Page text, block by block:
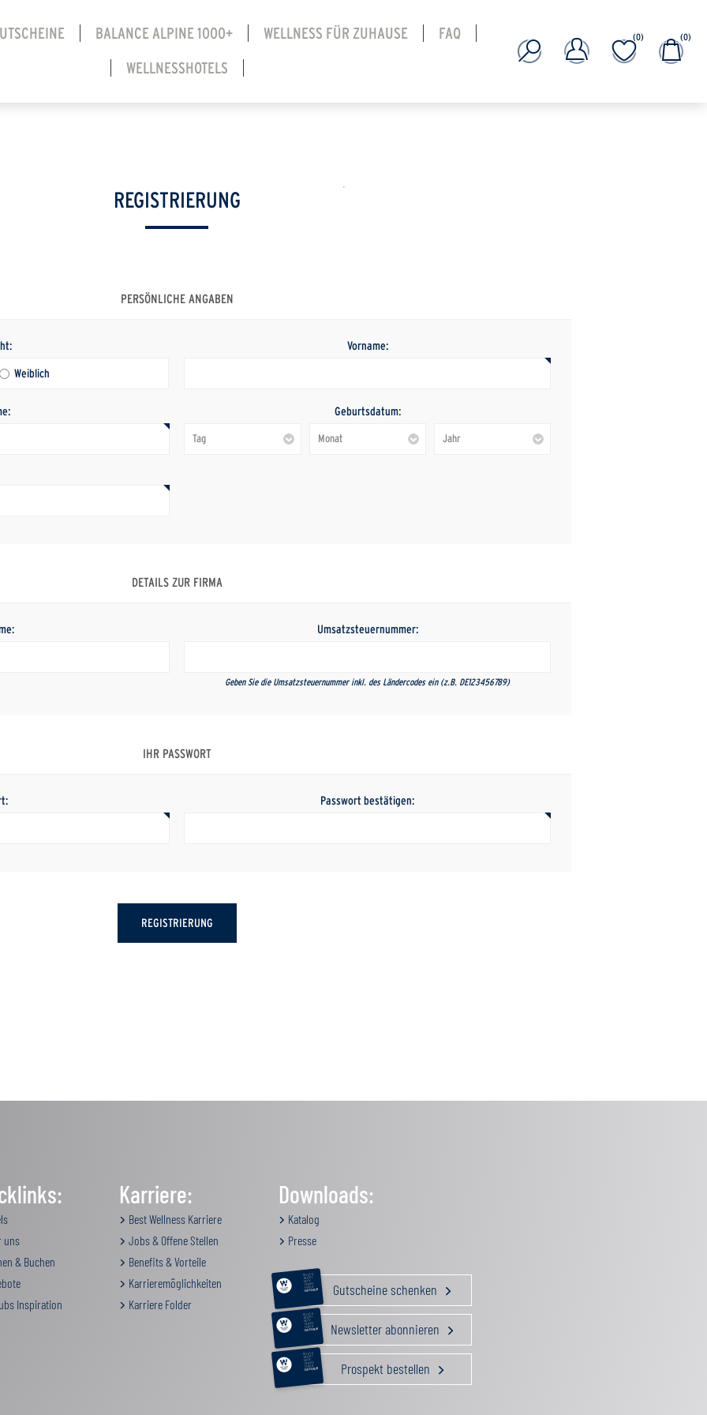
BALANCE ALPINE 1000+ WELLNESS FÜR ZUHAUSE FAQ
WELLNESSHOTELS
(0) (0)
REGISTRIERUNG
PERSÖNLICHE ANGABEN
Weiblich
Vorname:
Geburtsdatum:
DETAILS ZUR FIRMA
Umsatzsteuernummer:
Geben Sie die Umsatzsteuernummer inkl. des Ländercodes ein (z.B. DE123456789)
IHR PASSWORT
Passwort bestätigen:
uns
& Buchen
Inspiration
Karriere:
Best Wellness Karriere
Jobs & Offene Stellen
Benefits & Vorteile
Karrieremöglichkeiten
Karriere Folder
Downloads:
Katalog
Presse
RELAX &
BEAUTY
AKTIV
GENUSS
FAMILIE
GUTSCHEIN Gutscheine schenken
RELAX &
BEAUTY
AKTIV
GENUSS
FAMILIE
GUTSCHEIN Newsletter abonnieren
RELAX &
BEAUTY
AKTIV
GENUSS
FAMILIE
GUTSCHEIN Prospekt bestellen